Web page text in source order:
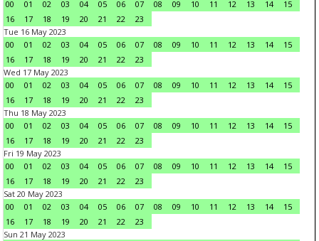
00 01 02 03 04 05 06 07 08 09 10 11 12 13 14
15
16
17 18 19 20 21 22
23
Tue 16 May 2023
00
01 02 03 04 05 06 07 08 09 10 11 12 13 14
15
16
17 18 19 20 21 22
23
Wed 17 May 2023
00
01 02 03 04 05 06 07 08 09 10 11 12 13 14
15
16
17 18 19 20 21 22
23
Thu 18 May 2023
00
01 02 03 04 05 06 07 08 09 10 11 12 13 14
15
16
17 18 19 20 21 22
23
Fri 19 May 2023
00
01 02 03 04 05 06 07 08 09 10 11 12 13 14
15
16
17 18 19 20 21 22
23
Sat 20 May 2023
00
01 02 03 04 05 06 07 08 09 10 11 12 13 14
15
16
17 18 19 20 21 22
23
Sun 21 May 2023